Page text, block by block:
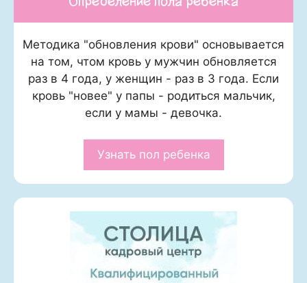
Методика "обновления крови" основывается
на том, чтом кровь у мужчин обновляется
раз в 4 года, у женщин - раз в 3 года. Если
кровь "новее" у папы - родиться мальчик,
если у мамы - девочка.
Узнать пол ребенка